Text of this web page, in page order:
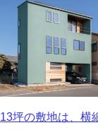
13坪の敷地は、横